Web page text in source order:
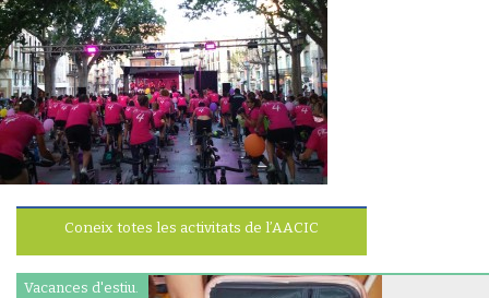
Coneix totes les activitats de l’AACIC
Vacances d'estiu.